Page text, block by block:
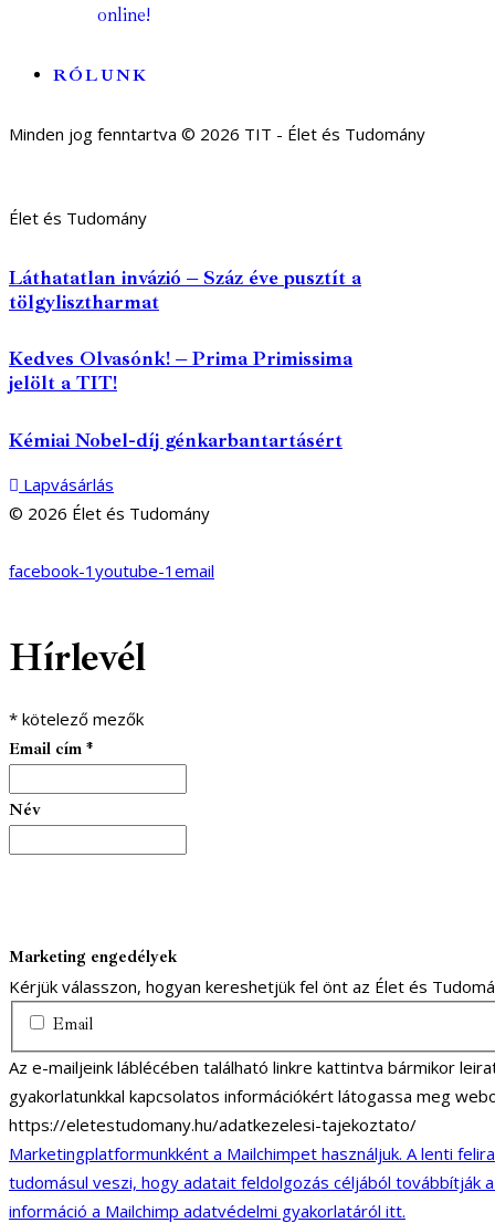
online!
RÓLUNK
Minden jog fenntartva © 2026 TIT - Élet és Tudomány
Élet és Tudomány
Láthatatlan invázió – Száz éve pusztít a
tölgylisztharmat
Kedves Olvasónk! – Prima Primissima
jelölt a TIT!
Kémiai Nobel-díj génkarbantartásért
Lapvásárlás
© 2026 Élet és Tudomány
facebook-1 youtube-1 email
Hírlevél
* kötelező mezők
Email cím *
Név
Marketing engedélyek
Kérjük válasszon, hogyan kereshetjük fel önt az Élet és
Email
Az e-mailjeink láblécében található linkre kattintva bármikor
gyakorlatunkkal kapcsolatos információkért látogassa meg
https://eletestudomany.hu/adatkezelesi-tajekoztato/
Marketingplatformunkként a Mailchimpet használjuk. A lenti
tudomásul veszi, hogy adatait feldolgozás céljából továbbítják
információ a Mailchimp adatvédelmi gyakorlatáról itt.